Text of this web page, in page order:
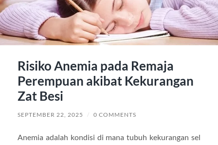
Risiko Anemia pada Remaja
Perempuan akibat Kekurangan
Zat Besi
SEPTEMBER 22, 2025 / 0 COMMENTS
Anemia adalah kondisi di mana tubuh kekurangan sel